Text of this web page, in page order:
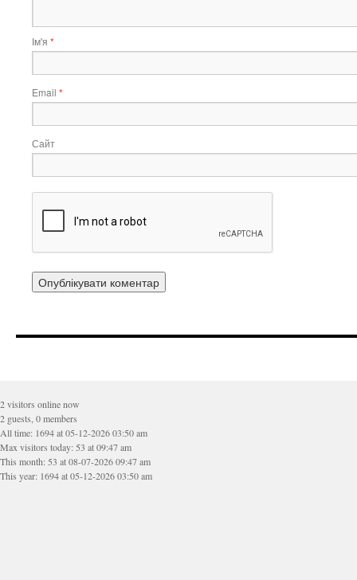
Ім'я *
Email *
Сайт
2 visitors online now
2 guests, 0 members
All time: 1694 at 05-12-2026 03:50 am
Max visitors today: 53 at 09:47 am
This month: 53 at 08-07-2026 09:47 am
This year: 1694 at 05-12-2026 03:50 am